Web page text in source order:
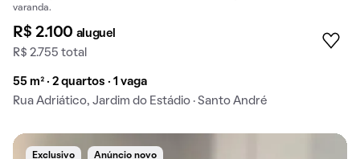
varanda.
R$ 2.100 aluguel
R$ 2.755 total
55 m² · 2 quartos · 1 vaga
Rua Adriático, Jardim do Estádio · Santo André
Exclusivo Anúncio novo